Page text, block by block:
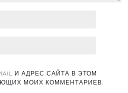
И АДРЕС САЙТА В ЭТОМ
МОИХ КОММЕНТАРИЕВ.